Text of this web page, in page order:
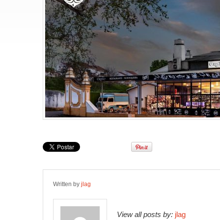
Written by jlag
View all posts by: jlag